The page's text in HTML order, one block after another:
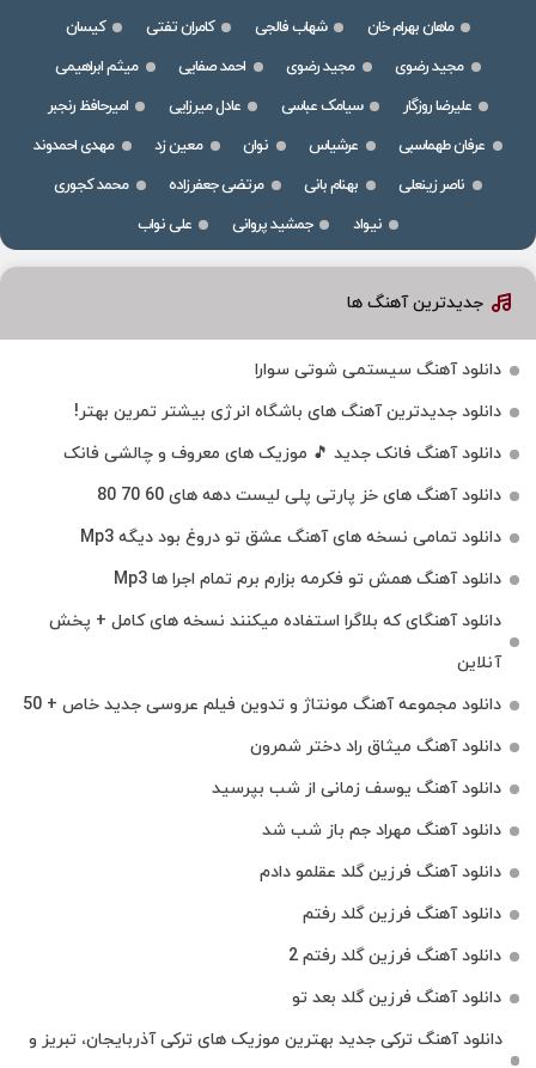
ماهان بهرام خان
شهاب فالجی کامران تفتی
کیسان
مجید رضوی
مجید رضوی احمد صفایی
میثم ابراهیمی
علیرضا روزگار
سیامک عباسی عادل میرزایی
امیرحافظ رنجبر
عرفان طهماسبی
عرشیاس نوان معین زد
مهدی احمدوند
ناصر زینعلی
بهنام بانی مرتضی جعفرزاده
محمد کجوری
نیواد
جمشید پروانی علی نواب
جدیدترین آهنگ ها
دانلود آهنگ سیستمی شوتی سوارا
دانلود جدیدترین آهنگ‌ های باشگاه انرژی بیشتر تمرین بهتر!
دانلود آهنگ فانک جدید 🎵 موزیک‌ های معروف و چالشی فانک
دانلود آهنگ های خز پارتی پلی لیست دهه های 60 70 80
دانلود تمامی نسخه های آهنگ عشق تو دروغ بود دیگه Mp3
دانلود آهنگ همش تو فکرمه بزارم برم تمام اجرا ها Mp3
دانلود آهنگای که بلاگرا استفاده میکنند نسخه های کامل + پخش
آنلاین
دانلود مجموعه آهنگ مونتاژ و تدوین فیلم عروسی جدید خاص + 50
دانلود آهنگ میثاق راد دختر شمرون
دانلود آهنگ یوسف زمانی از شب بپرسید
دانلود آهنگ مهراد جم باز شب شد
دانلود آهنگ فرزین گلد عقلمو دادم
دانلود آهنگ فرزین گلد رفتم
دانلود آهنگ فرزین گلد رفتم 2
دانلود آهنگ فرزین گلد بعد تو
دانلود آهنگ ترکی جدید بهترین موزیک‌ های ترکی آذربایجان، تبریز و